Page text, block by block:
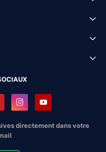
directement dans votre